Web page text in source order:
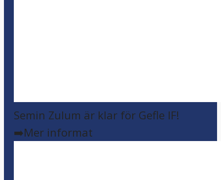
Semin Zulum är klar för Gefle IF!
➡️Mer informat